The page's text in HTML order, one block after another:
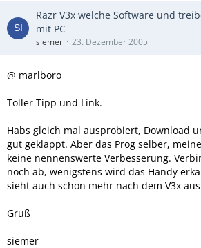
Razr V3x welche Software und
mit PC
siemer 23. Dezember 2005
@ marlboro
Toller Tipp und Link.
Habs gleich mal ausprobiert, Download
gut geklappt. Aber das Prog selber,
keine nennenswerte Verbesserung.
noch ab, wenigstens wird das Handy
sieht auch schon mehr nach dem V3x
Gruß
siemer